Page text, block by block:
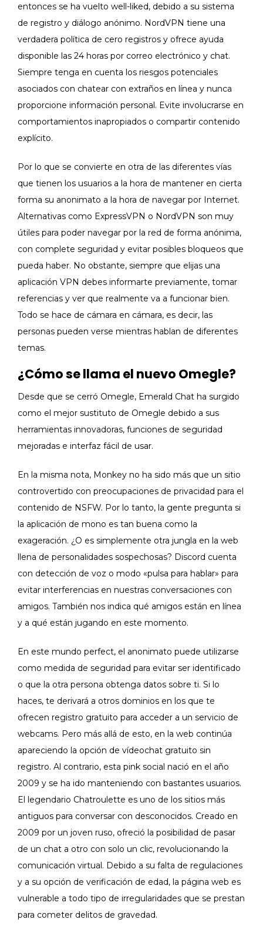
entonces se ha vuelto well-liked, debido a su sistema
de registro y diálogo anónimo. NordVPN tiene una
verdadera política de cero registros y ofrece ayuda
disponible las 24 horas por correo electrónico y chat.
Siempre tenga en cuenta los riesgos potenciales
asociados con chatear con extraños en línea y nunca
proporcione información personal. Evite involucrarse en
comportamientos inapropiados o compartir contenido
explícito.
Por lo que se convierte en otra de las diferentes vías
que tienen los usuarios a la hora de mantener en cierta
forma su anonimato a la hora de navegar por Internet.
Alternativas como ExpressVPN o NordVPN son muy
útiles para poder navegar por la red de forma anónima,
con complete seguridad y evitar posibles bloqueos que
pueda haber. No obstante, siempre que elijas una
aplicación VPN debes informarte previamente, tomar
referencias y ver que realmente va a funcionar bien.
Todo se hace de cámara en cámara, es decir, las
personas pueden verse mientras hablan de diferentes
temas.
¿Cómo se llama el nuevo Omegle?
Desde que se cerró Omegle, Emerald Chat ha surgido
como el mejor sustituto de Omegle debido a sus
herramientas innovadoras, funciones de seguridad
mejoradas e interfaz fácil de usar.
En la misma nota, Monkey no ha sido más que un sitio
controvertido con preocupaciones de privacidad para el
contenido de NSFW. Por lo tanto, la gente pregunta si
la aplicación de mono es tan buena como la
exageración. ¿O es simplemente otra jungla en la web
llena de personalidades sospechosas? Discord cuenta
con detección de voz o modo «pulsa para hablar» para
evitar interferencias en nuestras conversaciones con
amigos. También nos indica qué amigos están en línea
y a qué están jugando en este momento.
En este mundo perfect, el anonimato puede utilizarse
como medida de seguridad para evitar ser identificado
o que la otra persona obtenga datos sobre ti. Si lo
haces, te derivará a otros dominios en los que te
ofrecen registro gratuito para acceder a un servicio de
webcams. Pero más allá de esto, en la web continúa
apareciendo la opción de vídeochat gratuito sin
registro. Al contrario, esta pink social nació en el año
2009 y se ha ido manteniendo con bastantes usuarios.
El legendario Chatroulette es uno de los sitios más
antiguos para conversar con desconocidos. Creado en
2009 por un joven ruso, ofreció la posibilidad de pasar
de un chat a otro con solo un clic, revolucionando la
comunicación virtual. Debido a su falta de regulaciones
y a su opción de verificación de edad, la página web es
vulnerable a todo tipo de irregularidades que se prestan
para cometer delitos de gravedad.